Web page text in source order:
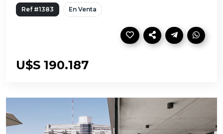
Ref #1383 En Venta
U$S 190.187